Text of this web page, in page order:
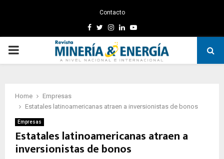
Contacto
Facebook
TwitterInstagram
LinkedinYoutube
PRIMARY
Home
Empresas
Estatales latinoamericanas atraen a inversionistas de bonos
Empresas
Estatales latinoamericanas atraen a
inversionistas de bonos